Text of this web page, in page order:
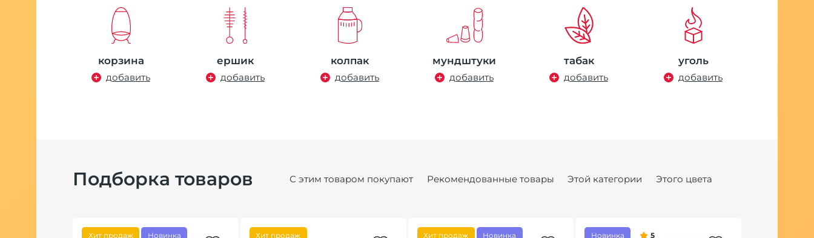
корзина
добавить
ершик
добавить
колпак
добавить
мундштуки
добавить
табак
добавить
уголь
добавить
Подборка товаров С этим товаром покупают Рекомендованные товары Этой категории Этого цвета
Хит продаж Новинка Хит продаж Хит продаж Новинка Новинка 5